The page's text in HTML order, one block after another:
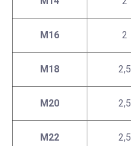
М16 2
М18 2,5
М20 2,5
М22 2,5